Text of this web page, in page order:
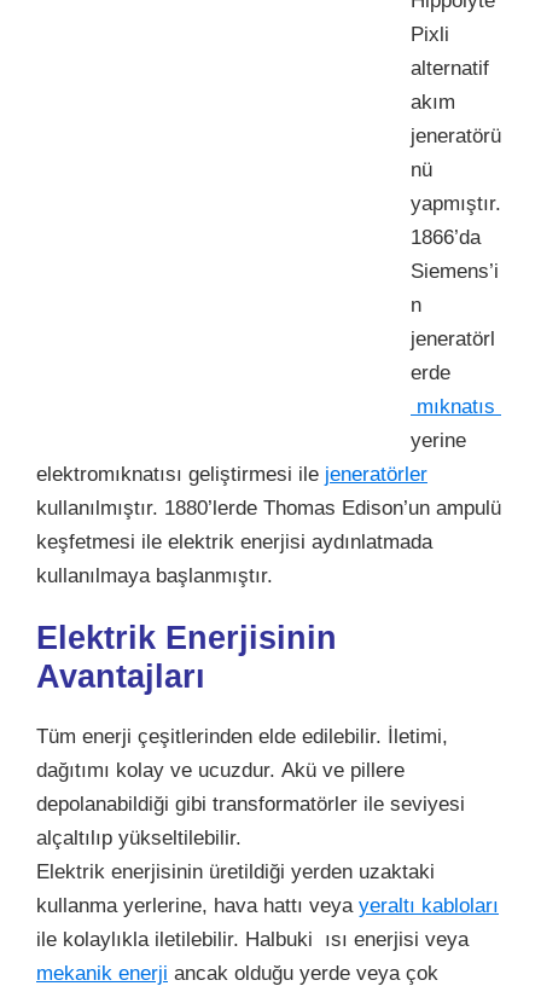
Pixli
alternatif
akım
jeneratörü
nü
yapmıştır.
1866’da
Siemens’i
n
jeneratörl
erde
mıknatıs
yerine
elektromıknatısı geliştirmesi ile jeneratörler
kullanılmıştır. 1880’lerde Thomas Edison’un ampulü
keşfetmesi ile elektrik enerjisi aydınlatmada
kullanılmaya başlanmıştır.
Elektrik Enerjisinin
Avantajları
Tüm enerji çeşitlerinden elde edilebilir. İletimi,
dağıtımı kolay ve ucuzdur. Akü ve pillere
depolanabildiği gibi transformatörler ile seviyesi
alçaltılıp yükseltilebilir.
Elektrik enerjisinin üretildiği yerden uzaktaki
kullanma yerlerine, hava hattı veya yeraltı kabloları
ile kolaylıkla iletilebilir. Halbuki ısı enerjisi veya
mekanik enerji ancak olduğu yerde veya çok